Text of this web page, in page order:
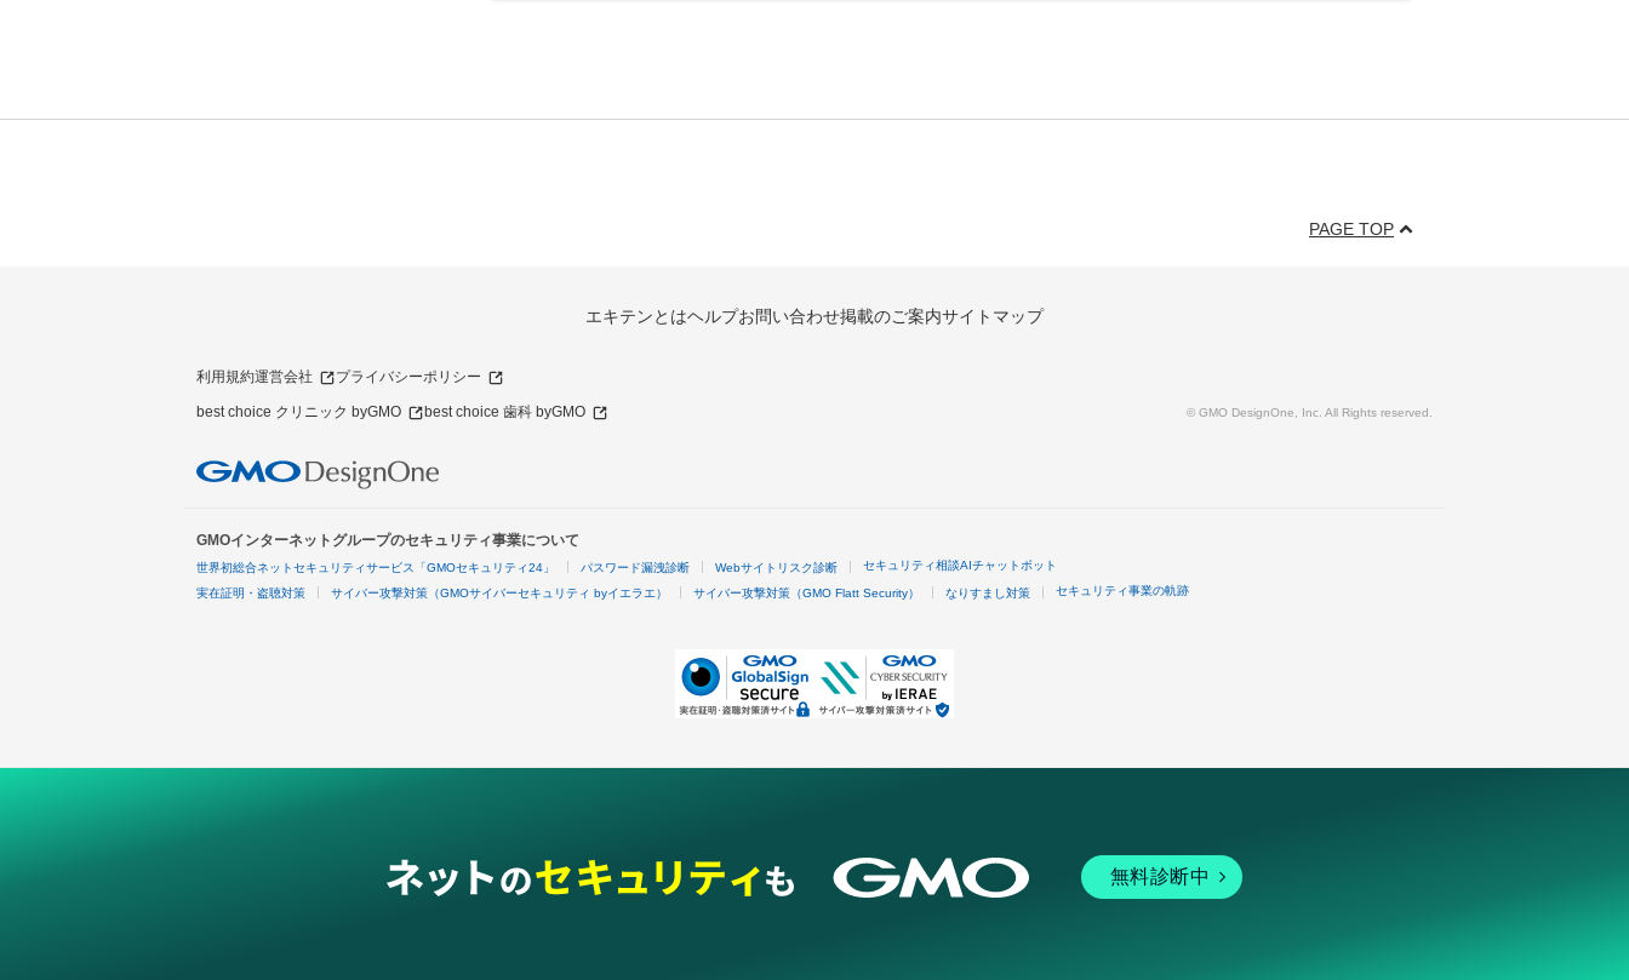
PAGE TOP
エキテンとはヘルプお問い合わせ掲載のご案内サイトマップ
利用規約運営会社 プライバシーポリシー
best choice クリニック byGMO best choice 歯科 byGMO © GMO DesignOne, Inc. All Rights reserved.
GMOインターネットグループのセキュリティ事業について
世界初総合ネットセキュリティサービス「GMOセキュリティ24」 パスワード漏洩診断 Webサイトリスク診断 セキュリティ相談AIチャットボット
実在証明・盗聴対策 サイバー攻撃対策（GMOサイバーセキュリティ byイエラエ） サイバー攻撃対策（GMO Flatt Security） なりすまし対策 セキュリティ事業の軌跡
無料診断中